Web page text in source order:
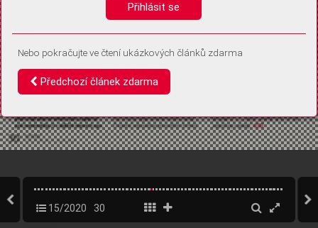
15/2020 30
Přihlásit se
Nebo pokračujte ve čtení ukázkových článků zdarma
Předchozí článek zdarma